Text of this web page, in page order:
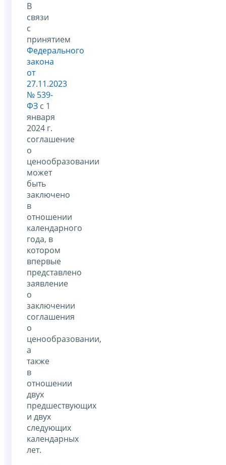
В
связи
с
принятием
Федерального
закона
от
27.11.2023
№ 539-
ФЗ с 1
января
2024 г.
соглашение
о
ценообразовании
может
быть
заключено
в
отношении
календарного
года, в
котором
впервые
представлено
заявление
о
заключении
соглашения
о
ценообразовании,
а
также
в
отношении
двух
предшествующих
и двух
следующих
календарных
лет.